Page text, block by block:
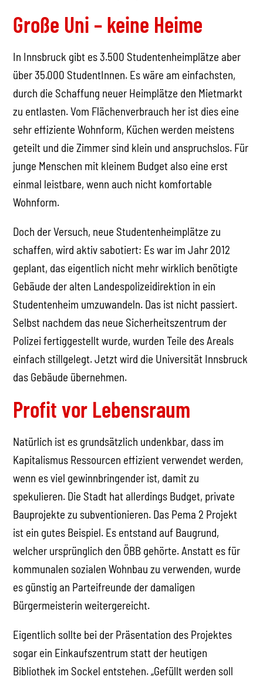
Große Uni – keine Heime
In Innsbruck gibt es 3.500 Studentenheimplätze aber
über 35.000 StudentInnen. Es wäre am einfachsten,
durch die Schaffung neuer Heimplätze den Mietmarkt
zu entlasten. Vom Flächenverbrauch her ist dies eine
sehr effiziente Wohnform, Küchen werden meistens
geteilt und die Zimmer sind klein und anspruchslos. Für
junge Menschen mit kleinem Budget also eine erst
einmal leistbare, wenn auch nicht komfortable
Wohnform.
Doch der Versuch, neue Studentenheimplätze zu
schaffen, wird aktiv sabotiert: Es war im Jahr 2012
geplant, das eigentlich nicht mehr wirklich benötigte
Gebäude der alten Landespolizeidirektion in ein
Studentenheim umzuwandeln. Das ist nicht passiert.
Selbst nachdem das neue Sicherheitszentrum der
Polizei fertiggestellt wurde, wurden Teile des Areals
einfach stillgelegt. Jetzt wird die Universität Innsbruck
das Gebäude übernehmen.
Profit vor Lebensraum
Natürlich ist es grundsätzlich undenkbar, dass im
Kapitalismus Ressourcen effizient verwendet werden,
wenn es viel gewinnbringender ist, damit zu
spekulieren. Die Stadt hat allerdings Budget, private
Bauprojekte zu subventionieren. Das Pema 2 Projekt
ist ein gutes Beispiel. Es entstand auf Baugrund,
welcher ursprünglich den ÖBB gehörte. Anstatt es für
kommunalen sozialen Wohnbau zu verwenden, wurde
es günstig an Parteifreunde der damaligen
Bürgermeisterin weitergereicht.
Eigentlich sollte bei der Präsentation des Projektes
sogar ein Einkaufszentrum statt der heutigen
Bibliothek im Sockel entstehen. „Gefüllt werden soll